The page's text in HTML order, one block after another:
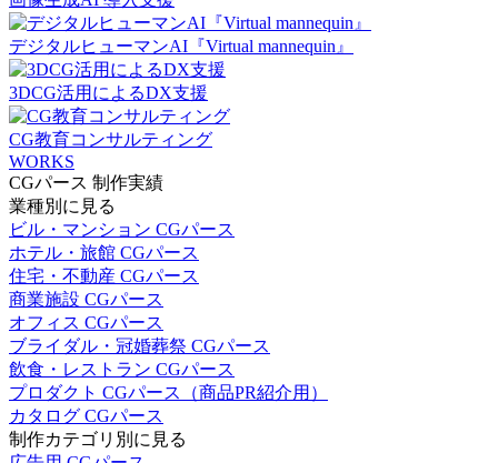
デジタルヒューマンAI『Virtual mannequin』
3DCG活用によるDX支援
CG教育コンサルティング
WORKS
CGパース 制作実績
業種別に見る
ビル・マンション CGパース
ホテル・旅館 CGパース
住宅・不動産 CGパース
商業施設 CGパース
オフィス CGパース
ブライダル・冠婚葬祭 CGパース
飲食・レストラン CGパース
プロダクト CGパース（商品PR紹介用）
カタログ CGパース
制作カテゴリ別に見る